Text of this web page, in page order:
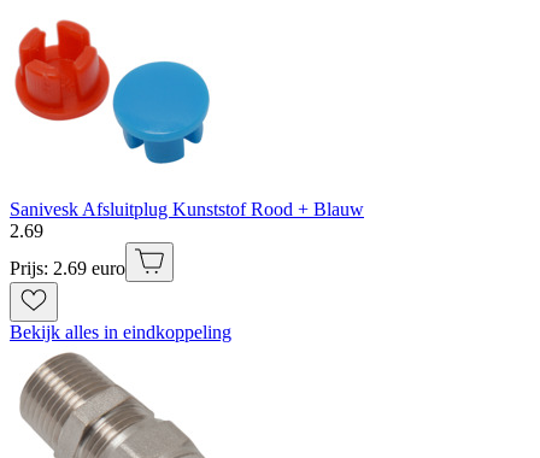
Sanivesk Afsluitplug Kunststof Rood + Blauw
2.69
Prijs: 2.69 euro
Bekijk alles in eindkoppeling